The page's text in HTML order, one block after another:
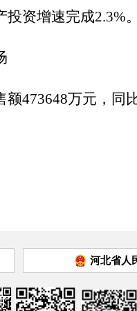
投资增速完成2.3%。
额473648万元， 同